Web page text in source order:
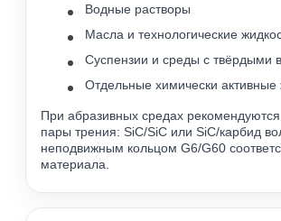
Водные растворы
Масла и технологические
Суспензии и среды с твёрдыми
Отдельные химически активные
При абразивных средах
пары трения: SiC/SiC или SiC/карбид
неподвижным кольцом G6/G60
материала.